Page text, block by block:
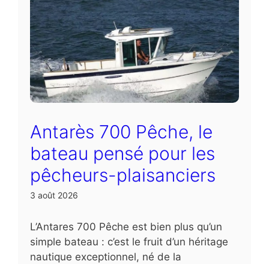
Antarès 700 Pêche, le
bateau pensé pour les
pêcheurs-plaisanciers
3 août 2026
L’Antares 700 Pêche est bien plus qu’un
simple bateau : c’est le fruit d’un héritage
nautique exceptionnel, né de la